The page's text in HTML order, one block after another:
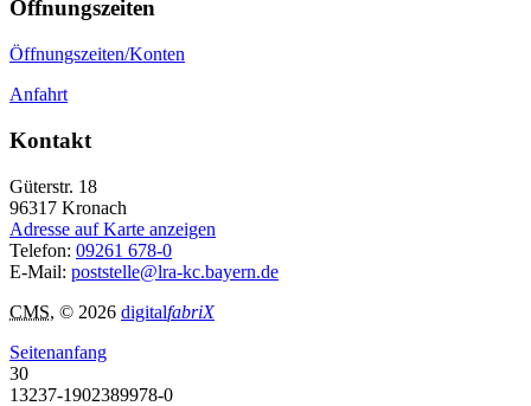
Öffnungszeiten
Öffnungszeiten/Konten
Anfahrt
Kontakt
Güterstr. 18
96317 Kronach
Adresse auf Karte anzeigen
Telefon: 09261 678-0
E-Mail: poststelle@lra-kc.bayern.de
CMS, © 2026 digitalfabriX
Seitenanfang
30
13237-1902389978-0